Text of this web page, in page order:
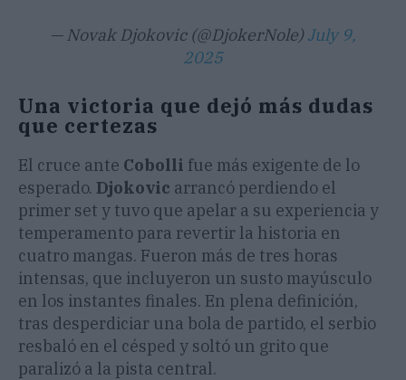
— Novak Djokovic (@DjokerNole) July 9,
2025
Una victoria que dejó más dudas
que certezas
El cruce ante Cobolli fue más exigente de lo
esperado. Djokovic arrancó perdiendo el
primer set y tuvo que apelar a su experiencia y
temperamento para revertir la historia en
cuatro mangas. Fueron más de tres horas
intensas, que incluyeron un susto mayúsculo
en los instantes finales. En plena definición,
tras desperdiciar una bola de partido, el serbio
resbaló en el césped y soltó un grito que
paralizó a la pista central.